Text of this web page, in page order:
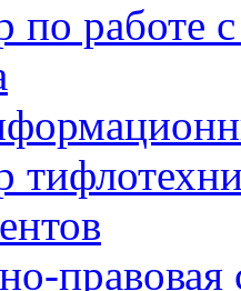
по работе
правовая